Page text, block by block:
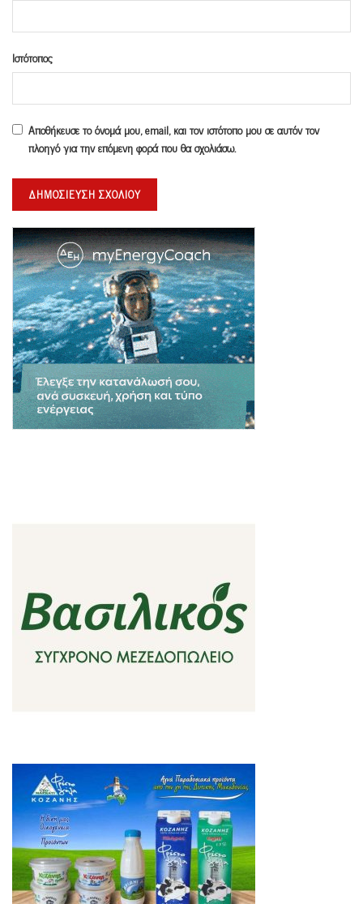
Ιστότοπος
Αποθήκευσε το όνομά μου, email, και τον ιστότοπο μου σε αυτόν τον
πλοηγό για την επόμενη φορά που θα σχολιάσω.